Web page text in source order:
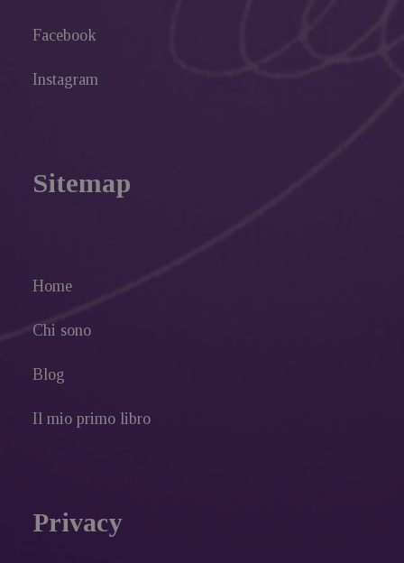
Facebook
Instagram
Sitemap
Home
Chi sono
Blog
Il mio primo libro
Privacy